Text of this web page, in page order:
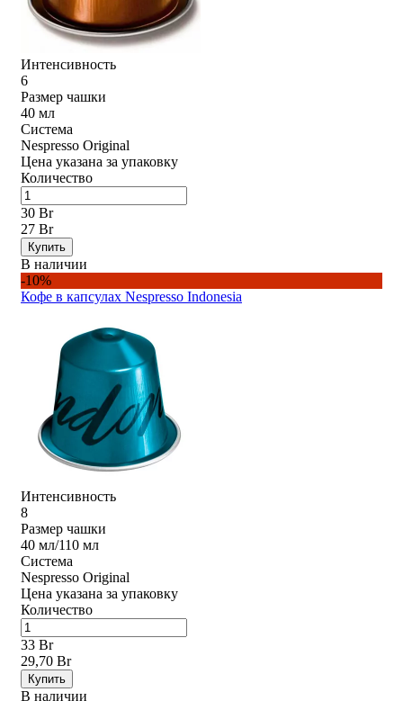
Интенсивность
6
Размер чашки
40 мл
Система
Nespresso Original
Цена указана за упаковку
Количество
30 Br
27 Br
Купить
В наличии
-10%
Кофе в капсулах Nespresso Indonesia
Интенсивность
8
Размер чашки
40 мл/110 мл
Система
Nespresso Original
Цена указана за упаковку
Количество
33 Br
29,70 Br
Купить
В наличии